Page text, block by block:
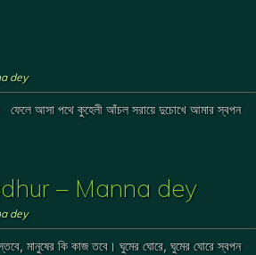
dey
ফেলে আসা পথে কুহেলী আঁচল সরায়ে দুচোখে আমার স্বপন
– Manna dey
dey
মানুষের কি কাজ তবে। ঘুমের ঘোরে, ঘুমের ঘোরে স্বপন